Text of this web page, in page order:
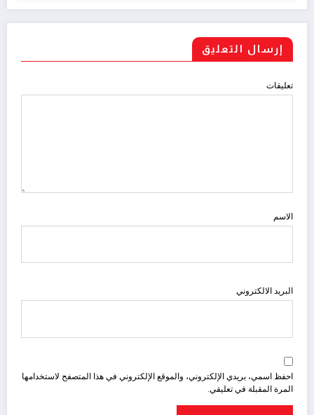
إرسال التعليق
تعليقات
الاسم
البريد الالكتروني
احفظ اسمي، بريدي الإلكتروني، والموقع الإلكتروني في هذا المتصفح لاستخدامها
المرة المقبلة في تعليقي.